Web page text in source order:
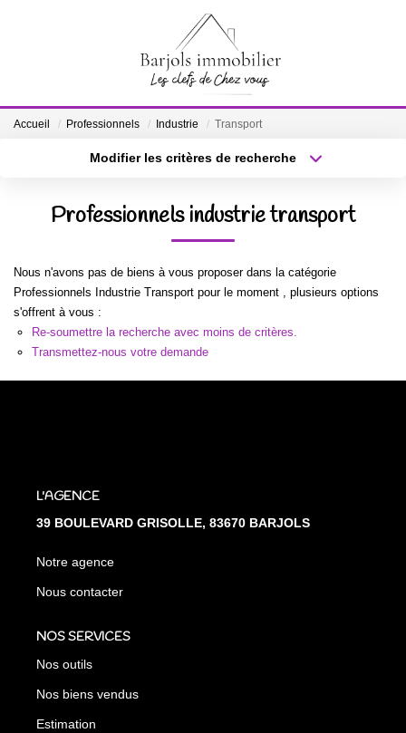
ACCUEIL
BIENS VENDUS
Accueil Professionnels Industrie Transport
Modifier les critères de recherche
Plus de critères Créer une alerte
Professionnels industrie transport
Nous n'avons pas de biens à vous proposer dans la catégorie
Professionnels Industrie Transport pour le moment , plusieurs options
s'offrent à vous :
Re-soumettre la recherche avec moins de critères.
Transmettez-nous votre demande
L'AGENCE
39 BOULEVARD GRISOLLE, 83670 BARJOLS
Notre agence
Nous contacter
NOS SERVICES
Nos outils
Nos biens vendus
Estimation